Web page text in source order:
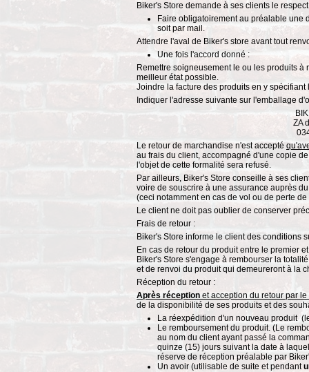
Biker's Store demande à ses clients le
Faire obligatoirement au préalable une
soit par mail.
Attendre l'aval de Biker's store avant tout
Une fois l'accord donné :
Remettre soigneusement le ou les produits
meilleur état possible.
Joindre la facture des produits en y spécifiant
Indiquer l'adresse suivante sur l'emballage
ZA
Le retour de marchandise n'est accepté
au frais du client, accompagné d'une copie
l'objet de cette formalité sera refusé.
Par ailleurs, Biker's Store conseille à ses
voire de souscrire à une assurance auprès
(ceci notamment en cas de vol ou de perte
Le client ne doit pas oublier de conserver
Frais de retour :
Biker's Store informe le client des conditions
En cas de retour du produit entre le premier
Biker's Store s'engage à rembourser la
et de renvoi du produit qui demeureront à la
Réception du retour :
Après réception et acception du retour par
de la disponibilité de ses produits et des
La réexpédition d'un nouveau produit
Le remboursement du produit. (Le
au nom du client ayant passé la
quinze (15) jours suivant la date à
réserve de réception préalable par
Un avoir (utilisable de suite et pendant